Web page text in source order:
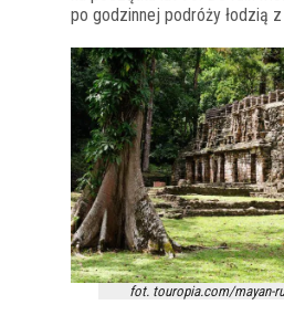
po godzinnej podróży łodzią z
fot. touropia.com/mayan-